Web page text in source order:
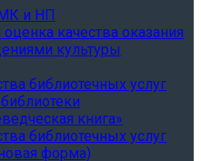
и НП
качества оказания
культуры
библиотечных услуг
книга»
библиотечных услуг
форма)